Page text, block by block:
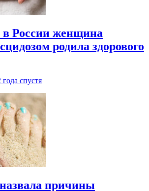
России женщина
родила здорового
года спустя
причины